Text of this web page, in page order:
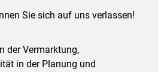
Sie sich auf uns verlassen!
der Vermarktung,
in der Planung und